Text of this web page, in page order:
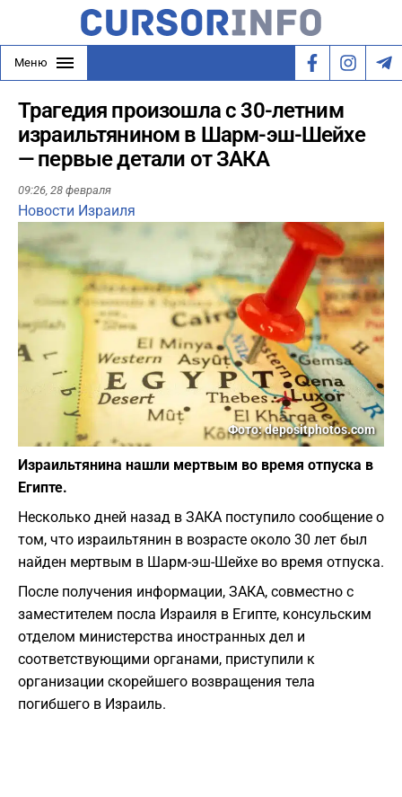
Меню
Трагедия произошла с 30-летним
израильтянином в Шарм-эш-Шейхе
— первые детали от ЗАКА
09:26, 28 февраля
Новости Израиля
Фото: depositphotos.com
Израильтянина нашли мертвым во время отпуска в
Египте.
Несколько дней назад в ЗАКА поступило сообщение о
том, что израильтянин в возрасте около 30 лет был
найден мертвым в Шарм-эш-Шейхе во время отпуска.
После получения информации, ЗАКА, совместно с
заместителем посла Израиля в Египте, консульским
отделом министерства иностранных дел и
соответствующими органами, приступили к
организации скорейшего возвращения тела
погибшего в Израиль.